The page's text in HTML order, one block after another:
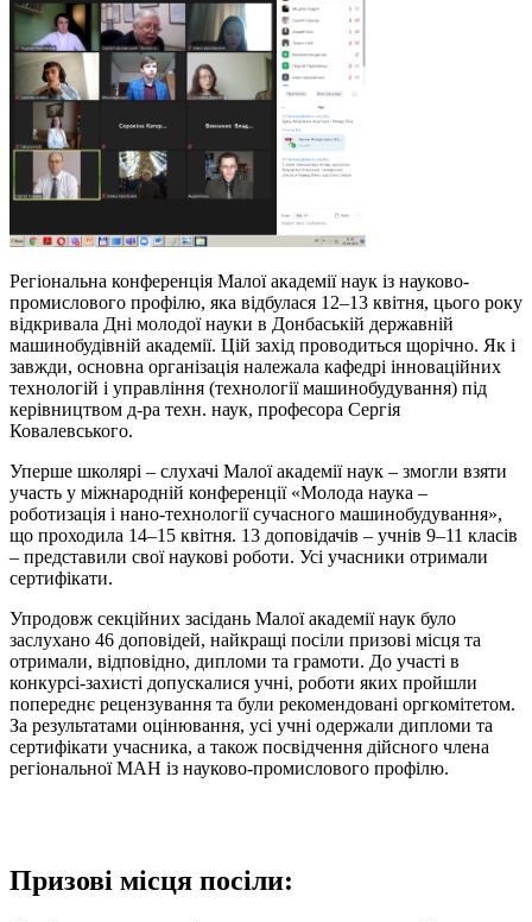
Регіональна конференція Малої академії наук із науково-
промислового профілю, яка відбулася 12–13 квітня, цього року
відкривала Дні молодої науки в Донбаській державній
машинобудівній академії. Цій захід проводиться щорічно. Як і
завжди, основна організація належала кафедрі інноваційних
технологій і управління (технології машинобудування) під
керівництвом д-ра техн. наук, професора Сергія
Ковалевського.
Уперше школярі – слухачі Малої академії наук – змогли взяти
участь у міжнародній конференції «Молода наука –
роботизація і нано-технології сучасного машинобудування»,
що проходила 14–15 квітня. 13 доповідачів – учнів 9–11 класів
– представили свої наукові роботи. Усі учасники отримали
сертифікати.
Упродовж секційних засідань Малої академії наук було
заслухано 46 доповідей, найкращі посіли призові місця та
отримали, відповідно, дипломи та грамоти. До участі в
конкурсі-захисті допускалися учні, роботи яких пройшли
попереднє рецензування та були рекомендовані оргкомітетом.
За результатами оцінювання, усі учні одержали дипломи та
сертифікати учасника, а також посвідчення дійсного члена
регіональної МАН із науково-промислового профілю.
Призові місця посіли: